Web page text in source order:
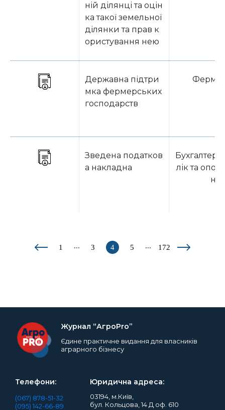
ній ділянці та оцін
ка такої земельної
ділянки та прав к
ористування нею
Державна підтри
мка фермерських
господарств
Зведена податков
а накладна
лік та
ня
1 ... 3 4 5 ... 172
Журнал “АгроPro”
Єдине практичне видання для власників
аграрного бізнесу
Юридична адреса:
03194, м.Київ,
бул. Кольцова, 14 Д оф. 610
Телефони:
(067) 878-51-32
(095) 142-66-89